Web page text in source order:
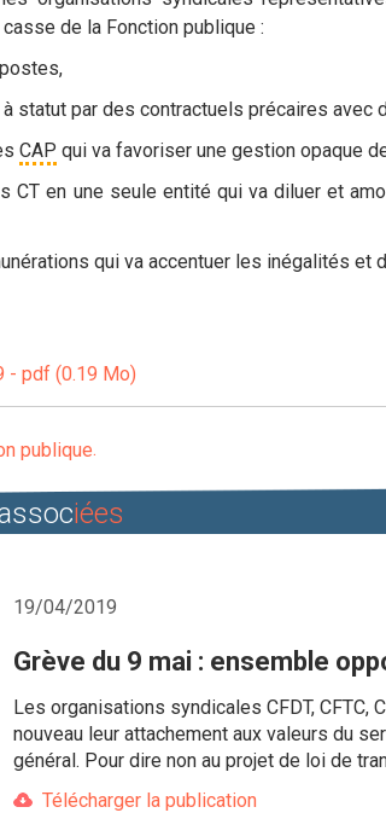
de la Fonction publique :
statut par des contractuels précaires avec
CAP qui va favoriser une gestion opaque
CT en une seule entité qui va diluer et
qui va accentuer les inégalités
- pdf (0.19 Mo)
publique
iées
19/04/2019
Grève du 9 mai : ensemble
Les organisations syndicales CFDT, CFTC,
nouveau leur attachement aux valeurs du
général. Pour dire non au projet de loi de
Télécharger la publication